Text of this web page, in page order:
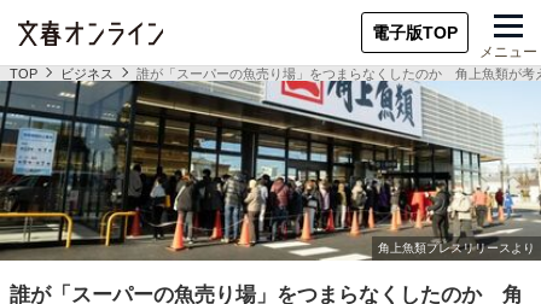
電子版TOP
メニュー
TOP ビジネス 誰が「スーパーの魚売り場」をつまらなくしたのか 角上魚類が考
誰が「スーパーの魚売り場」をつまらなくしたのか 角